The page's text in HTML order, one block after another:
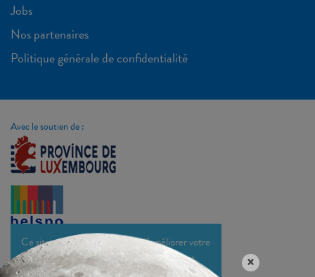
Jobs
Nos partenaires
Politique générale de confidentialité
Avec le soutien de :
Ce site utilise des cookies afin d’améliorer votre
expérience et optimiser nos sites et services.
En savoir plus
×